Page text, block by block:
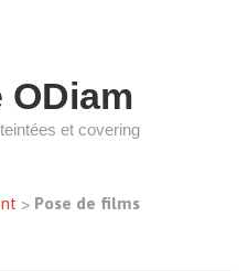
ODiam
et covering
> Pose de films